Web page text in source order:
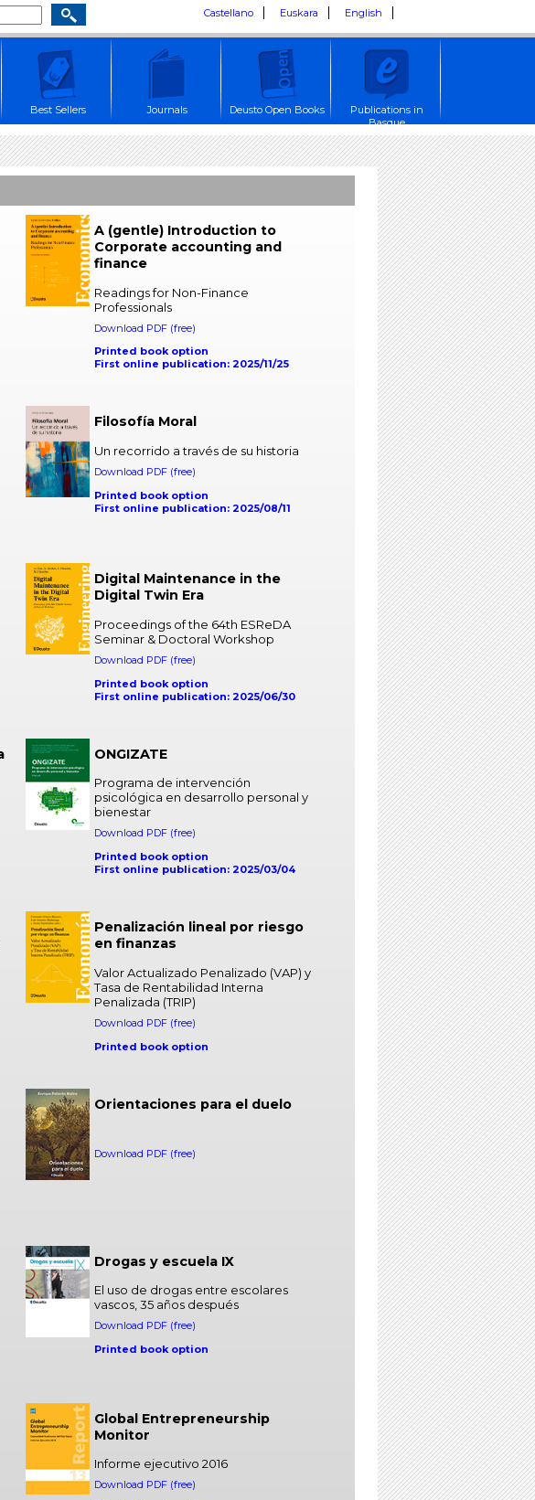
Castellano Euskara English
Best Sellers Journals Deusto Open Books
Publications in
Basque
A (gentle) Introduction to
Corporate accounting and
finance
Readings for Non-Finance
Professionals
Download PDF (free)
Printed book option
First online publication: 2025/11/25
Filosofía Moral
Un recorrido a través de su historia
Download PDF (free)
Printed book option
First online publication: 2025/08/11
Digital Maintenance in the
Digital Twin Era
Proceedings of the 64th ESReDA
Seminar & Doctoral Workshop
Download PDF (free)
Printed book option
First online publication: 2025/06/30
ONGIZATE
Programa de intervención
psicológica en desarrollo personal y
bienestar
Download PDF (free)
Printed book option
First online publication: 2025/03/04
Penalización lineal por riesgo
en finanzas
Valor Actualizado Penalizado (VAP) y
Tasa de Rentabilidad Interna
Penalizada (TRIP)
Download PDF (free)
Printed book option
Orientaciones para el duelo
Download PDF (free)
Drogas y escuela IX
El uso de drogas entre escolares
vascos, 35 años después
Download PDF (free)
Printed book option
Global Entrepreneurship
Monitor
Informe ejecutivo 2016
Download PDF (free)